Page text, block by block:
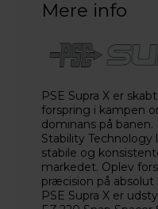
Sjælland
+45 2751 3356
martin@baldurs-
+45 9718 3356
kontakt@baldurs-
Mere info
PSE Supra X er
forspring i kampen
dominans på banen.
Stability Technology
stabile og
markedet. Oplev
præcision på absolut
PSE Supra X er